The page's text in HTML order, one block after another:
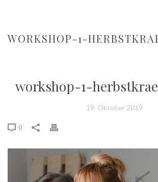
WORKSHOP-1-
workshop-1-
19. Oktober 2019
0